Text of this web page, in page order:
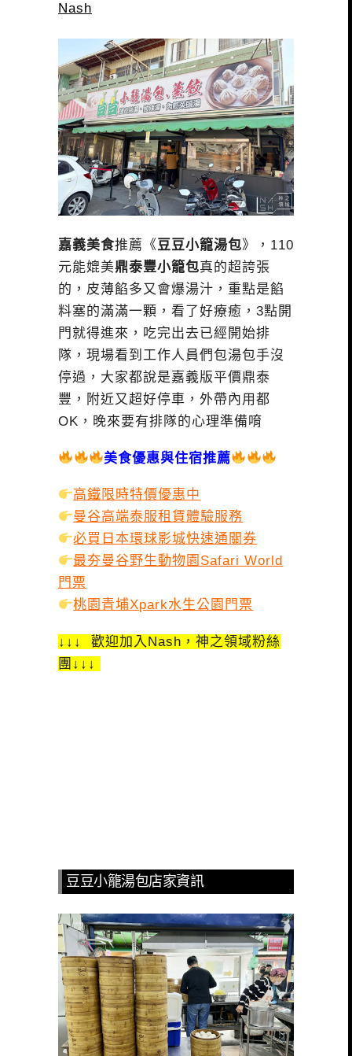
Nash
嘉義美食推薦《豆豆小籠湯包》，110
元能媲美鼎泰豐小籠包真的超誇張
的，皮薄餡多又會爆湯汁，重點是餡
料塞的滿滿一顆，看了好療癒，3點開
門就得進來，吃完出去已經開始排
隊，現場看到工作人員們包湯包手沒
停過，大家都說是嘉義版平價鼎泰
豐，附近又超好停車，外帶內用都
OK，晚來要有排隊的心理準備唷
美食優惠與住宿推薦
高鐵限時特價優惠中
曼谷高端泰服租賃體驗服務
必買日本環球影城快速通關券
最夯曼谷野生動物園Safari World
門票
桃園青埔Xpark水生公園門票
↓↓↓ 歡迎加入Nash，神之領域粉絲
團↓↓↓
豆豆小籠湯包店家資訊